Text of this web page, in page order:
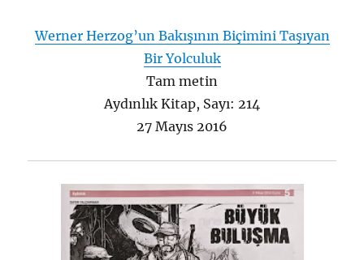
Werner Herzog’un Bakışının Biçimini Taşıyan
Bir Yolculuk
Tam metin
Aydınlık Kitap, Sayı: 214
27 Mayıs 2016